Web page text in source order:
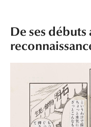
De ses